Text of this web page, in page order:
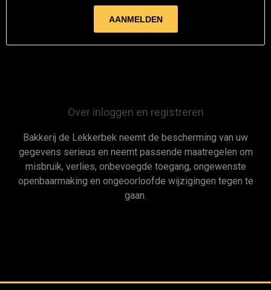
Over inloggen en registreren
Bakkerij de Lekkerbek neemt de bescherming van uw
gegevens serieus en neemt passende maatregelen om
misbruik, verlies, onbevoegde toegang, ongewenste
openbaarmaking en ongeoorloofde wijzigingen tegen te
gaan.